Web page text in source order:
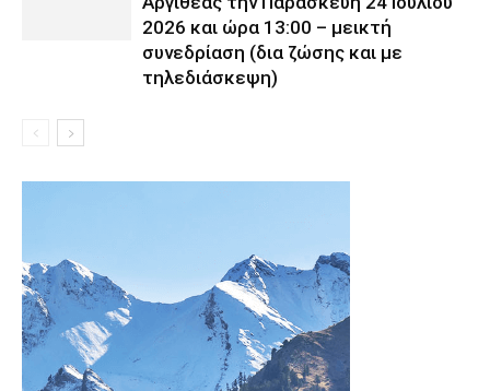
2026 και ώρα 13:00 – μεικτή
συνεδρίαση (δια ζώσης και με
τηλεδιάσκεψη)